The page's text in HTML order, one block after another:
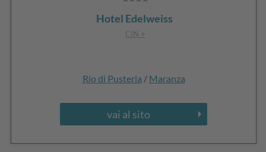
Hotel Edelweiss
CIN +
Rio di Pusteria / Maranza
vai al sito